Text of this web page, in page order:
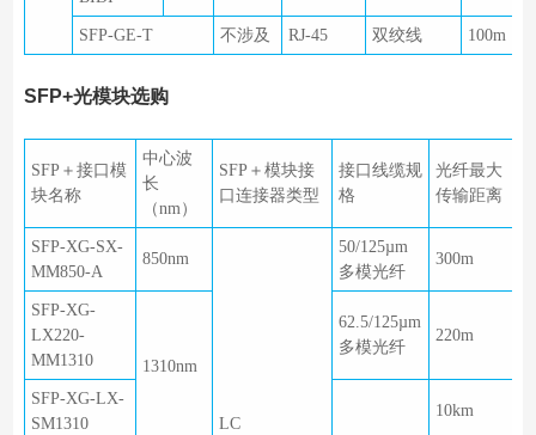
SFP-GE-T 不涉及 RJ-45 双绞线 100m
SFP+光模块选购
SFP＋接口模
块名称
中心波
长
（nm）
SFP＋模块接
口连接器类型
接口线缆规
格
光纤最大
传输距离
SFP-XG-SX-
MM850-A
850nm
LC
50/125µm
多模光纤
300m
SFP-XG-
LX220-
MM1310
1310nm
62.5/125µm
多模光纤
220m
SFP-XG-LX-
SM1310
10km